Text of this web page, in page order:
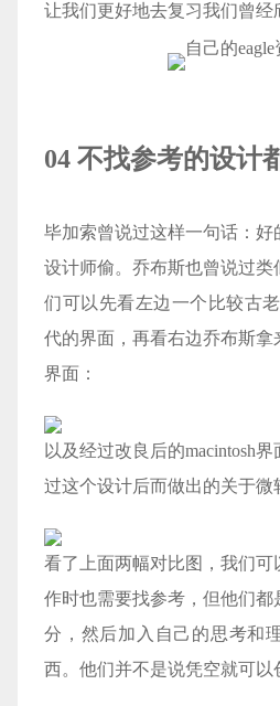
让我们更好地去复习我们曾经
自己的
04 不找参考的设计
毕加索曾说过这样一句话：好
设计师偷。乔布斯也曾说过
们可以先看左边一个比较古
代的界面，再看右边乔布斯拿
界面：
以及经过改良后的macintosh
过这个设计后而做出的关于微
看了上面两幅对比图，我们可
作时也需要找参考，但他们都
分，然后加入自己的思考和
西。他们并不是说凭空就可以